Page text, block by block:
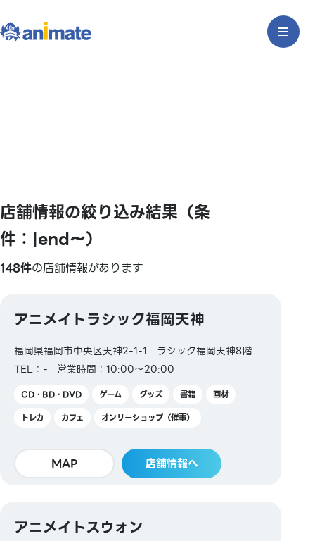
店舗情報の絞り込み結果（条
件：|end〜）
148件の店舗情報があります
アニメイトラシック福岡天神
福岡県福岡市中央区天神2-1-1 ラシック福岡天神8階
TEL：-
営業時間：10:00～20:00
CD・BD・DVD ゲーム グッズ 書籍
画材
トレカ
カフェ オンリーショップ（催事）
MAP 店舗情報へ
アニメイトスウォン